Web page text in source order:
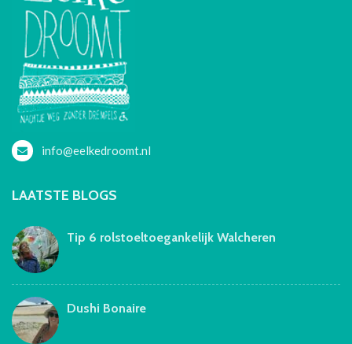
info@eelkedroomt.nl
LAATSTE BLOGS
Tip 6 rolstoeltoegankelijk Walcheren
Dushi Bonaire